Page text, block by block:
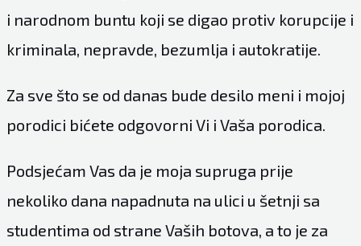
i narodnom buntu koji se digao protiv korupcije i
kriminala, nepravde, bezumlja i autokratije.
Za sve što se od danas bude desilo meni i mojoj
porodici bićete odgovorni Vi i Vaša porodica.
Podsjećam Vas da je moja supruga prije
nekoliko dana napadnuta na ulici u šetnji sa
studentima od strane Vaših botova, a to je za